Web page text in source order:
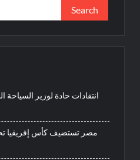
Search
for:
انتقادات حادة لوزير